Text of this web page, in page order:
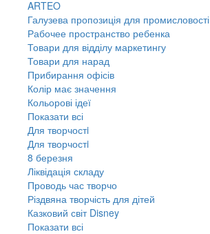
ARTEO
Галузева пропозиція для промисловості
Рабочее пространство ребенка
Товари для відділу маркетингу
Товари для нарад
Прибирання офісів
Колір має значення
Кольорові ідеї
Показати всі
Для творчостi
Для творчостi
8 березня
Ліквідація складу
Проводь час творчо
Різдвяна творчість для дітей
Казковий світ Disney
Показати всі